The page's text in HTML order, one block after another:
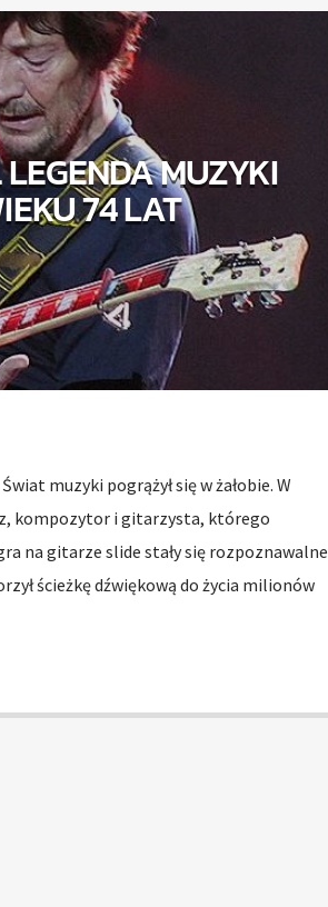
LEGENDA MUZYKI
74 LAT
muzyki pogrążył się w żałobie. W
kompozytor i gitarzysta, którego
na gitarze slide stały się rozpoznawalne
ścieżkę dźwiękową do życia milionów